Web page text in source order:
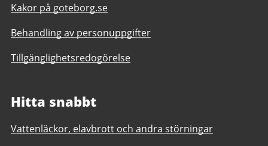
Kakor på goteborg.se
Behandling av personuppgifter
Tillgänglighetsredogörelse
Hitta snabbt
Vattenläckor, elavbrott och andra störningar